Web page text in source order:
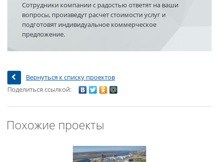
Сотрудники компании с радостью ответят на ваши
вопросы, произведут расчет стоимости услуг и
подготовят индивидуальное коммерческое
предложение.
Вернуться к списку проектов
Поделиться ссылкой:
Похожие проекты